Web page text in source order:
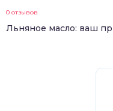
0 отзывов
Льняное масло: ваш